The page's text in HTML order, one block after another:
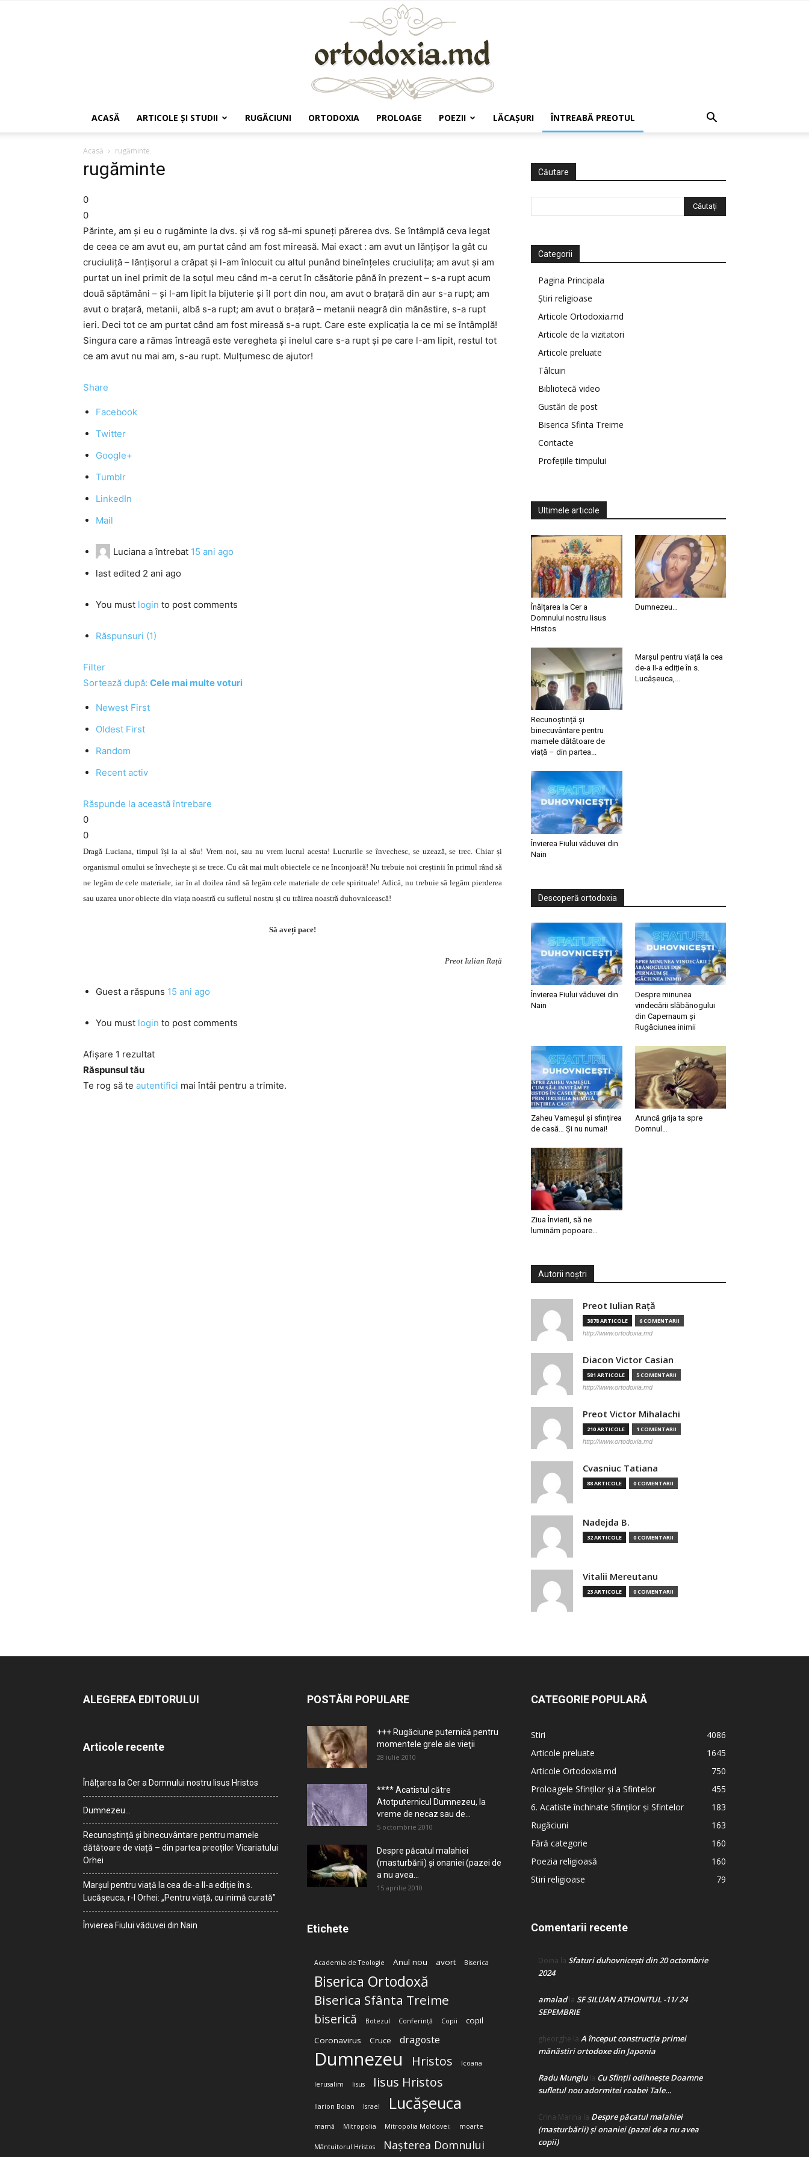
ACASĂ ARTICOLE ŞI STUDII RUGĂCIUNI ORTODOXIA PROLOAGE POEZII LĂCAŞURI ÎNTREABĂ PREOTUL
Acasă rugăminte
rugăminte
0
0
Părinte, am şi eu o rugăminte la dvs. şi vă rog să-mi spuneţi părerea dvs. Se întâmplă ceva legat
de ceea ce am avut eu, am purtat când am fost mireasă. Mai exact : am avut un lănţişor la gât cu
cruciuliţă – lănţişorul a crăpat şi l-am înlocuit cu altul punând bineînţeles cruciuliţa; am avut şi am
purtat un inel primit de la soţul meu când m-a cerut în căsătorie până în prezent – s-a rupt acum
două săptămâni – şi l-am lipit la bijuterie şi îl port din nou, am avut o braţară din aur s-a rupt; am
avut o braţară, metanii, albă s-a rupt; am avut o braţară – metanii neagră din mănăstire, s-a rupt
ieri. Deci tot ce am purtat când am fost mireasă s-a rupt. Care este explicaţia la ce mi se întâmplă!
Singura care a rămas întreagă este veregheta şi inelul care s-a rupt şi pe care l-am lipit, restul tot
ce am avut nu mai am, s-au rupt. Mulţumesc de ajutor!
Share
Facebook
Twitter
Google+
Tumblr
LinkedIn
Mail
Luciana a întrebat 15 ani ago
last edited 2 ani ago
You must login to post comments
Răspunsuri (1)
Filter
Sortează după: Cele mai multe voturi
Newest First
Oldest First
Random
Recent activ
Răspunde la această întrebare
0
0
Dragă Luciana, timpul își ia al său! Vrem noi, sau nu vrem lucrul acesta! Lucrurile se învechesc, se uzează, se trec. Chiar și
organismul omului se învechește și se trece. Cu cât mai mult obiectele ce ne înconjoară! Nu trebuie noi creștinii în primul rând să
ne legăm de cele materiale, iar în al doilea rând să legăm cele materiale de cele spirituale! Adică, nu trebuie să legăm pierderea
sau uzarea unor obiecte din viața noastră cu sufletul nostru și cu trăirea noastră duhovnicească!
Să aveți pace!
Preot Iulian Rață
Guest a răspuns 15 ani ago
You must login to post comments
Afișare 1 rezultat
Răspunsul tău
Te rog să te autentifici mai întâi pentru a trimite.
Căutare
Categorii
Pagina Principala
Știri religioase
Articole Ortodoxia.md
Articole de la vizitatori
Articole preluate
Tâlcuiri
Bibliotecă video
Gustări de post
Biserica Sfinta Treime
Contacte
Profețiile timpului
Ultimele articole
Înălțarea la Cer a
Domnului nostru Iisus
Hristos
Dumnezeu…
Recunoștință și
binecuvântare pentru
mamele dătătoare de
viață – din partea...
Marșul pentru viață la cea
de-a II-a ediție în s.
Lucășeuca,...
Învierea Fiului văduvei din
Nain
Descoperă ortodoxia
Învierea Fiului văduvei din
Nain
Despre minunea
vindecării slăbănogului
din Capernaum și
Rugăciunea inimii
Zaheu Vameșul și sfințirea
de casă… Și nu numai!
Aruncă grija ta spre
Domnul…
Ziua Învierii, să ne
luminăm popoare…
Autorii noștri
Preot Iulian Raţă
3878 ARTICOLE 6 COMENTARII
http://www.ortodoxia.md
Diacon Victor Casian
581 ARTICOLE 5 COMENTARII
http://www.ortodoxia.md
Preot Victor Mihalachi
210 ARTICOLE 1 COMENTARII
http://www.ortodoxia.md
Cvasniuc Tatiana
88 ARTICOLE 0 COMENTARII
Nadejda B.
32 ARTICOLE 0 COMENTARII
Vitalii Mereutanu
23 ARTICOLE 0 COMENTARII
ALEGEREA EDITORULUI
Articole recente
Înălțarea la Cer a Domnului nostru Iisus Hristos
Dumnezeu…
Recunoștință și binecuvântare pentru mamele
dătătoare de viață – din partea preoților Vicariatului
Orhei
Marșul pentru viață la cea de-a II-a ediție în s.
Lucășeuca, r-l Orhei: „Pentru viață, cu inimă curată”
Învierea Fiului văduvei din Nain
POSTĂRI POPULARE
+++ Rugăciune puternică pentru
momentele grele ale vieţii
28 iulie 2010
**** Acatistul către
Atotputernicul Dumnezeu, la
vreme de necaz sau de...
5 octombrie 2010
Despre păcatul malahiei
(masturbării) şi onaniei (pazei de
a nu avea...
15 aprilie 2010
Etichete
Academia de Teologie Anul nou avort Biserica
Biserica Ortodoxă
Biserica Sfânta Treime
biserică Botezul Conferință Copii
copil
Coronavirus
Cruce dragoste
Dumnezeu Hristos Icoana
Ierusalim Iisus Iisus Hristos
Ilarion Boian Israel Lucășeuca
mamă Mitropolia Mitropolia Moldovei; moarte
Mântuitorul Hristos Nașterea Domnului
CATEGORIE POPULARĂ
Stiri
4086
Articole preluate
1645
Articole Ortodoxia.md
750
Proloagele Sfinților și a Sfintelor
455
6. Acatiste închinate Sfinților și Sfintelor
183
Rugăciuni
163
Fără categorie
160
Poezia religioasă
160
Stiri religioase
79
Comentarii recente
Doina la Sfaturi duhovnicești din 20 octombrie
2024
amaladla SF SILUAN ATHONITUL -11/ 24
SEPEMBRIE
gheorghe la A început construcţia primei
mănăstiri ortodoxe din Japonia
Radu Mungiula Cu Sfinții odihnește Doamne
sufletul nou adormitei roabei Tale…
Crina Marina la Despre păcatul malahiei
(masturbării) şi onaniei (pazei de a nu avea
copii)